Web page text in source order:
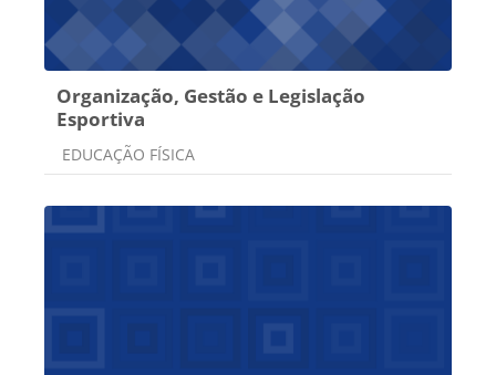
Organização, Gestão e Legislação
Esportiva
Categoria do curso
EDUCAÇÃO FÍSICA